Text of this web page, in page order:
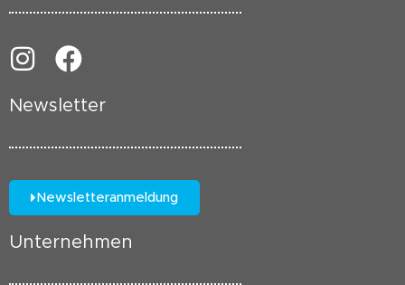
Newsletter
Newsletteranmeldung
Unternehmen